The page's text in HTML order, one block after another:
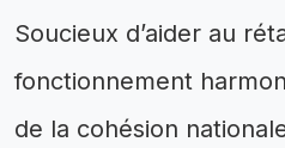
Soucieux d’aider au
fonctionnement
de la cohésion